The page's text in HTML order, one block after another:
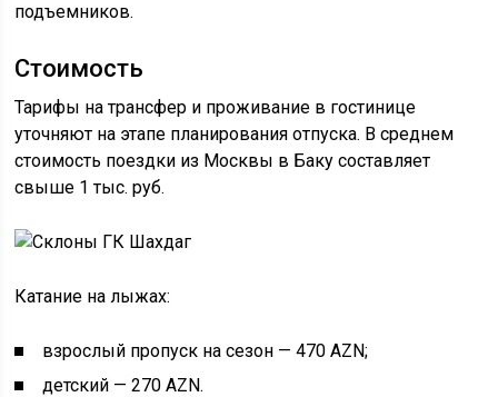
подъемников.
Стоимость
Тарифы на трансфер и проживание в гостинице
уточняют на этапе планирования отпуска. В среднем
стоимость поездки из Москвы в Баку составляет
свыше 1 тыс. руб.
Катание на лыжах:
взрослый пропуск на сезон — 470 AZN;
детский — 270 AZN.